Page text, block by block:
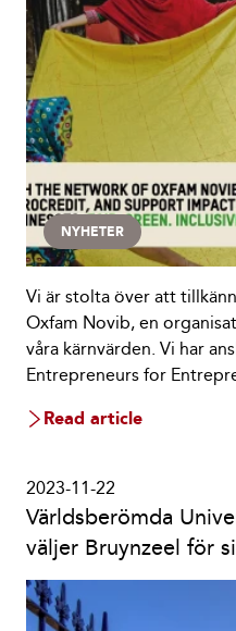
NYHETER
Vi är stolta över att
Oxfam Novib, en
våra kärnvärden. Vi har
Entrepreneurs for
Read article
Världsberömda
väljer Bruynzeel för
2023-11-22